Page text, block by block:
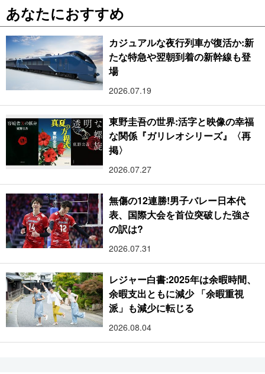
あなたにおすすめ
カジュアルな夜行列車が復活か:新
たな特急や翌朝到着の新幹線も登
場
2026.07.19
東野圭吾の世界:活字と映像の幸福
な関係『ガリレオシリーズ』〈再
掲〉
2026.07.27
無傷の12連勝!男子バレー日本代
表、国際大会を首位突破した強さ
の訳は?
2026.07.31
レジャー白書:2025年は余暇時間、
余暇支出ともに減少 「余暇重視
派」も減少に転じる
2026.08.04